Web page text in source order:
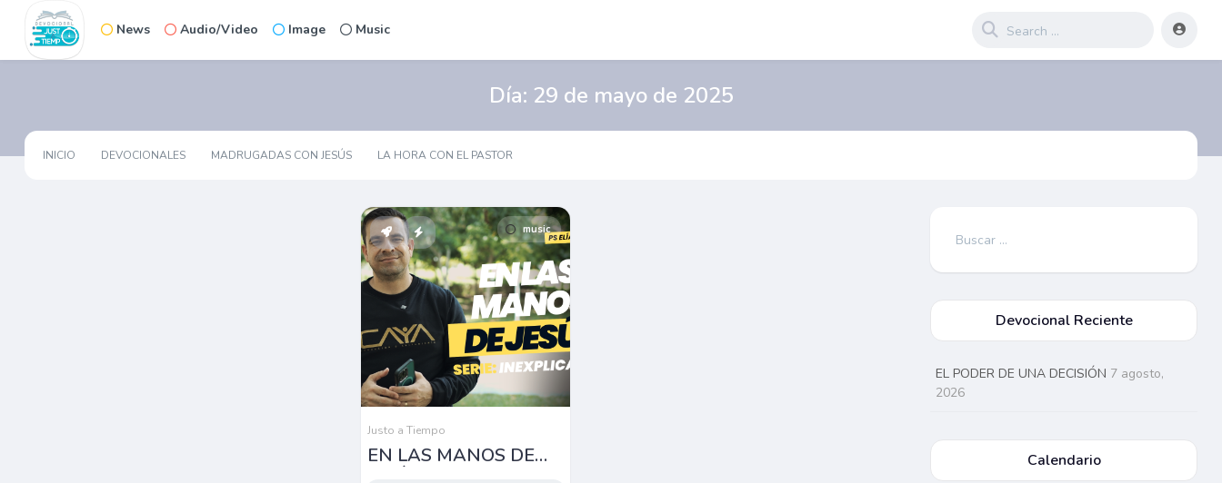
News Audio/Video Image Music
Día: 29 de mayo de 2025
INICIO DEVOCIONALES MADRUGADAS CON JESÚS LA HORA CON EL PASTOR
music
Justo a Tiempo
EN LAS MANOS DE
Buscar:
Devocional Reciente
EL PODER DE UNA DECISIÓN 7 agosto,
2026
Calendario